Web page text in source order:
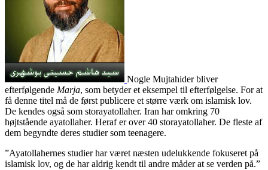
Nogle Mujtahider bliver
efterfølgende Marja, som betyder et eksempel til efterfølgelse. For at
få denne titel må de først publicere et større værk om islamisk lov.
De kendes også som storayatollaher. Iran har omkring 70
højtstående ayatollaher. Heraf er over 40 storayatollaher. De fleste af
dem begyndte deres studier som teenagere.
”Ayatollahernes studier har været næsten udelukkende fokuseret på
islamisk lov, og de har aldrig kendt til andre måder at se verden på.”